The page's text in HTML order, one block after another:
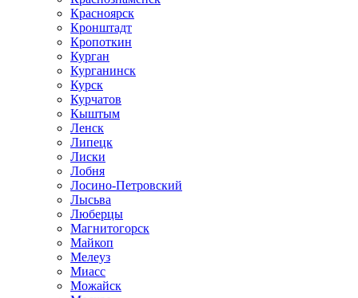
Красноярск
Кронштадт
Кропоткин
Курган
Курганинск
Курск
Курчатов
Кыштым
Ленск
Липецк
Лиски
Лобня
Лосино-Петровский
Лысьва
Люберцы
Магнитогорск
Майкоп
Мелеуз
Миасс
Можайск